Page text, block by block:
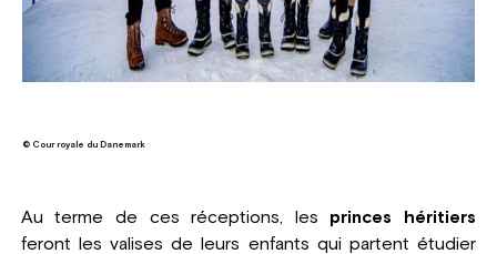
© Cour royale du Danemark
Au terme de ces réceptions, les princes héritiers
feront les valises de leurs enfants qui partent étudier